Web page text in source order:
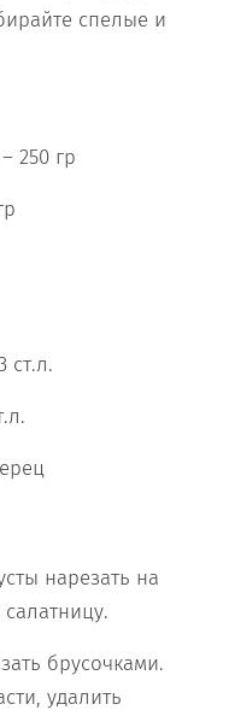
спелые и
250 гр
ст.л.
нарезать на
брусочками.
удалить